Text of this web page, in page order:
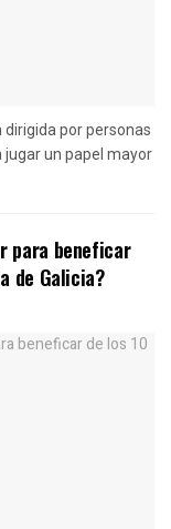
dirigida por personas
jugar un papel mayor
para beneficar
de Galicia?